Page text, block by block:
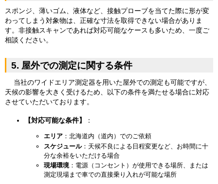
スポンジ、薄いゴム、液体など、接触プローブを当てた際に形が変
わってしまう対象物は、正確な寸法を取得できない場合がありま
す。非接触スキャンであれば対応可能なケースも多いため、一度ご
相談ください。
5. 屋外での測定に関する条件
当社のワイドエリア測定器を用いた屋外での測定も可能ですが、
天候の影響を大きく受けるため、以下の条件を満たせる場合に対応
させていただいております。
【対応可能な条件】 ：
エリア ：北海道内（道内）でのご依頼
スケジュール：天候不良による日程変更など、お時間に十
分な余裕をいただける場合
現場環境 ：電源（コンセント）が使用できる場所、または
測定現場まで車での直接乗り入れが可能な場所